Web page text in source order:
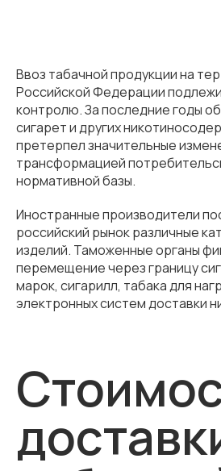
Ввоз табачной продукции на
Российской Федерации
контролю. За последние годы
сигарет и других
претерпел значительные
трансформацией
нормативной базы.
Иностранные производители
российский рынок различные
изделий. Таможенные органы
перемещение через границу
марок, сигарилл, табака для
электронных систем доставки